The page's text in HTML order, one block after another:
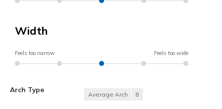
Width
Feels too narrow Feels too wide
Arch Type
Average Arch 8